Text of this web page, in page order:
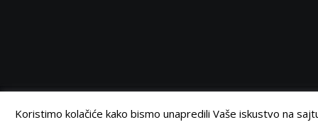
Koristimo kolačiće kako bismo unapredili Vaše iskustvo na